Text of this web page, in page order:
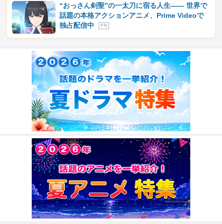
“おっさん剣聖”の一太刀に宿る人生―― 世界で
話題の本格アクションアニメ、Prime Videoで
独占配信中
P R